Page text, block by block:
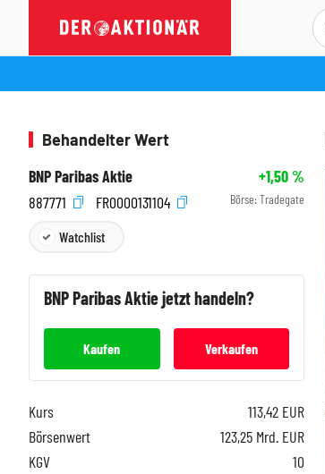
Behandelter Wert
BNP Paribas Aktie
+1,50%
887771
FR0000131104 Börse: Tradegate
Watchlist
BNP ParibasAktie jetzt handeln?
Kaufen Verkaufen
Kurs 113,42 EUR
Börsenwert
123,25 Mrd. EUR
KGV
10